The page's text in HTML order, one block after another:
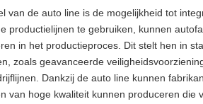
van de auto line is de mogelijkheid tot
productielijnen te gebruiken, kunnen
in het productieproces. Dit stelt hen in
zoals geavanceerde
Dankzij de auto line kunnen
van hoge kwaliteit kunnen produceren die